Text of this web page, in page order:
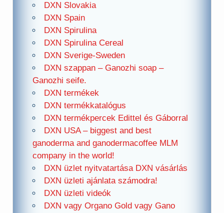
DXN Slovakia
DXN Spain
DXN Spirulina
DXN Spirulina Cereal
DXN Sverige-Sweden
DXN szappan – Ganozhi soap –
Ganozhi seife.
DXN termékek
DXN termékkatalógus
DXN termékpercek Edittel és Gáborral
DXN USA – biggest and best
ganoderma and ganodermacoffee MLM
company in the world!
DXN üzlet nyitvatartása DXN vásárlás
DXN üzleti ajánlata számodra!
DXN üzleti videók
DXN vagy Organo Gold vagy Gano